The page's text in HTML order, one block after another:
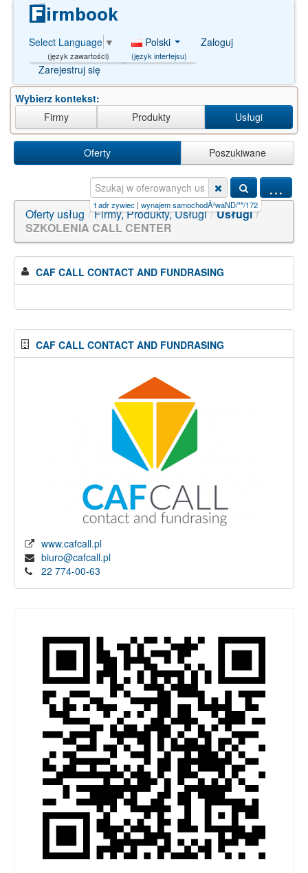
Select Language ▼
(język zawartości)
Polski
(język interfejsu)
Zaloguj
Zarejestruj się
Wybierz kontekst:
Firmy
Produkty Usługi
Oferty Poszukiwane
...
transport adr zywiec|wynajem samochodÃ³waND/**/1723=c|Nieruchomości
Oferty usług / Firmy, Produkty, Usługi / Usługi /
SZKOLENIA CALL CENTER
CAF CALL CONTACT AND FUNDRASING
CAF CALL CONTACT AND FUNDRASING
www.cafcall.pl
biuro@cafcall.pl
22 774-00-63